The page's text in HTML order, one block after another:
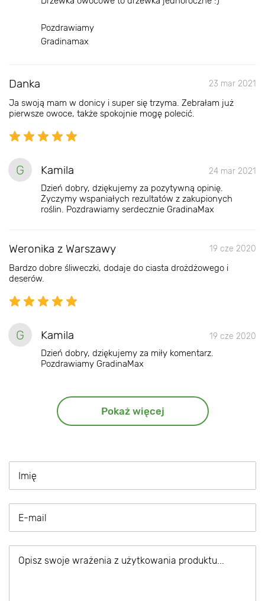
Pozdrawiamy
Gradinamax
Danka 23 mar 2021
Ja swoją mam w donicy i super się trzyma. Zebrałam już
pierwsze owoce, także spokojnie mogę polecić.
G Kamila 24 mar 2021
Dzień dobry, dziękujemy za pozytywną opinię.
Życzymy wspaniałych rezultatów z zakupionych
roślin. Pozdrawiamy serdecznie GradinaMax
Weronika z Warszawy 19 cze 2020
Bardzo dobre śliweczki, dodaje do ciasta drożdżowego i
deserów.
G Kamila 19 cze 2020
Dzień dobry, dziękujemy za miły komentarz.
Pozdrawiamy GradinaMax
Pokaż więcej